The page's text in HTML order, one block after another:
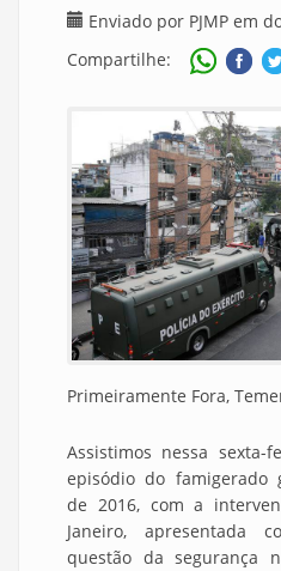
Enviado por PJMP em
Compartilhe:
Primeiramente Fora,
Assistimos nessa sexta-
episódio do famigerado
de 2016, com a
Janeiro, apresentada
questão da segurança